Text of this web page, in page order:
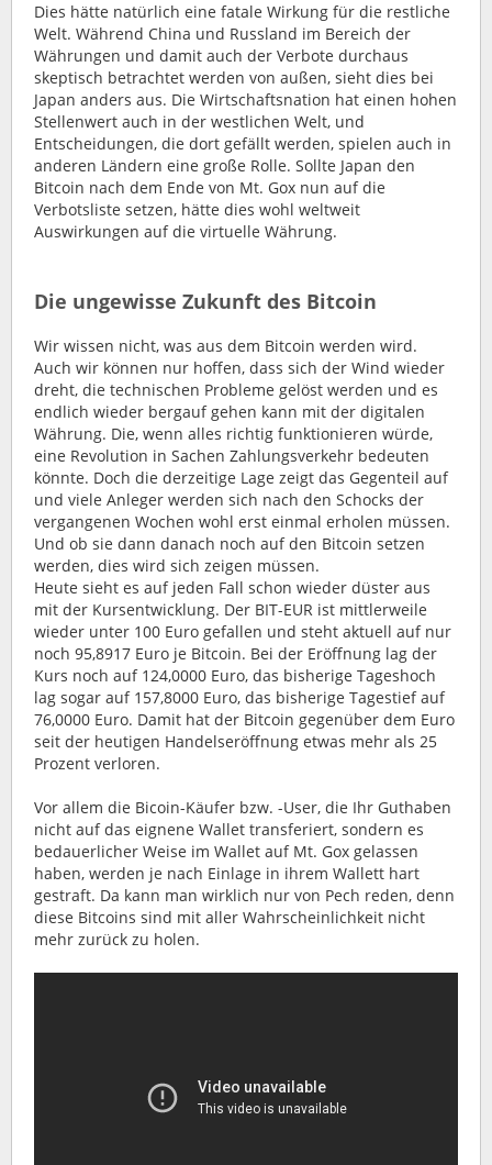
Dies hätte natürlich eine fatale Wirkung für die restliche
Welt. Während China und Russland im Bereich der
Währungen und damit auch der Verbote durchaus
skeptisch betrachtet werden von außen, sieht dies bei
Japan anders aus. Die Wirtschaftsnation hat einen hohen
Stellenwert auch in der westlichen Welt, und
Entscheidungen, die dort gefällt werden, spielen auch in
anderen Ländern eine große Rolle. Sollte Japan den
Bitcoin nach dem Ende von Mt. Gox nun auf die
Verbotsliste setzen, hätte dies wohl weltweit
Auswirkungen auf die virtuelle Währung.
Die ungewisse Zukunft des Bitcoin
Wir wissen nicht, was aus dem Bitcoin werden wird.
Auch wir können nur hoffen, dass sich der Wind wieder
dreht, die technischen Probleme gelöst werden und es
endlich wieder bergauf gehen kann mit der digitalen
Währung. Die, wenn alles richtig funktionieren würde,
eine Revolution in Sachen Zahlungsverkehr bedeuten
könnte. Doch die derzeitige Lage zeigt das Gegenteil auf
und viele Anleger werden sich nach den Schocks der
vergangenen Wochen wohl erst einmal erholen müssen.
Und ob sie dann danach noch auf den Bitcoin setzen
werden, dies wird sich zeigen müssen.
Heute sieht es auf jeden Fall schon wieder düster aus
mit der Kursentwicklung. Der BIT-EUR ist mittlerweile
wieder unter 100 Euro gefallen und steht aktuell auf nur
noch 95,8917 Euro je Bitcoin. Bei der Eröffnung lag der
Kurs noch auf 124,0000 Euro, das bisherige Tageshoch
lag sogar auf 157,8000 Euro, das bisherige Tagestief auf
76,0000 Euro. Damit hat der Bitcoin gegenüber dem Euro
seit der heutigen Handelseröffnung etwas mehr als 25
Prozent verloren.
Vor allem die Bicoin-Käufer bzw. -User, die Ihr Guthaben
nicht auf das eignene Wallet transferiert, sondern es
bedauerlicher Weise im Wallet auf Mt. Gox gelassen
haben, werden je nach Einlage in ihrem Wallett hart
gestraft. Da kann man wirklich nur von Pech reden, denn
diese Bitcoins sind mit aller Wahrscheinlichkeit nicht
mehr zurück zu holen.